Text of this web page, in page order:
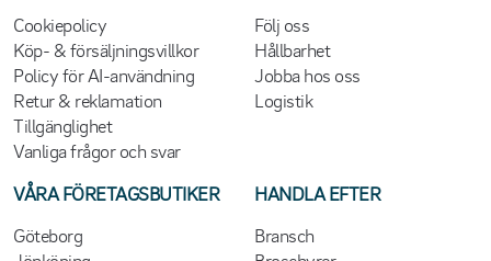
Cookiepolicy
Köp- & försäljningsvillkor
Policy för AI-användning
Retur & reklamation
Tillgänglighet
Vanliga frågor och svar
Följ oss
Hållbarhet
Jobba hos oss
Logistik
VÅRA FÖRETAGSBUTIKER
Göteborg
HANDLA EFTER
Bransch